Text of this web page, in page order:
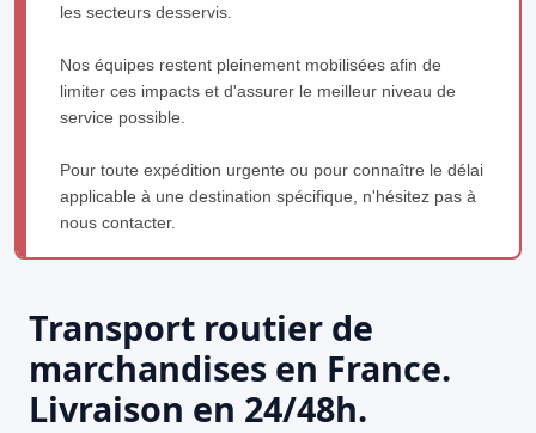
les secteurs desservis.
Nos équipes restent pleinement mobilisées afin de
limiter ces impacts et d'assurer le meilleur niveau de
service possible.
Pour toute expédition urgente ou pour connaître le délai
applicable à une destination spécifique, n'hésitez pas à
nous contacter.
Transport routier de
marchandises en France.
Livraison en 24/48h.